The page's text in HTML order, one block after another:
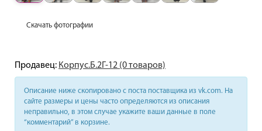
Скачать фотографии
Продавец: Корпус.Б.2Г-12 (0 товаров)
Описание ниже скопировано с поста поставщика из vk.com. На
сайте размеры и цены часто определяются из описания
неправильно, в этом случае укажите ваши данные в поле
“комментарий” в корзине.